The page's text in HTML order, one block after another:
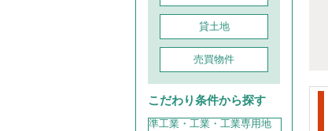
貸土地
売買物件
こだわり条件から探す
準工業・工業・工業専用地